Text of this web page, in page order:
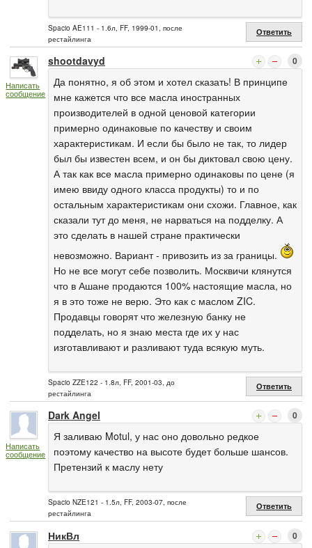
Spacio AE111 - 1.6л, FF, 1999-01, после
рестайлинга
Ответить
Написать
сообщение
shootdavyd 0
Да понятно, я об этом и хотел сказать! В принципе
мне кажется что все масла иностранных
производителей в одной ценовой категории
примерно одинаковые по качеству и своим
характеристикам. И если бы было не так, то лидер
был бы известен всем, и он бы диктовал свою цену.
А так как все масла примерно одинаковы по цене (я
имею ввиду одного класса продукты) то и по
остальным характеристикам они схожи. Главное, как
сказали тут до меня, не нарваться на подделку. А
это сделать в нашей стране практически
невозможно. Вариант - привозить из за границы.
Но не все могут себе позволить. Москвичи клянутся
что в Ашане продаются 100% настоящие масла, но
я в это тоже не верю. Это как с маслом ZIC.
Продавцы говорят что железную банку не
подделать, но я знаю места где их у нас
изготавливают и разливают туда всякую муть.
Spacio ZZE122 - 1.8л, FF, 2001-03, до
рестайлинга
Ответить
Написать
сообщение
Dark Angel 0
Я заливаю Motul, у нас оно довольно редкое
поэтому качество на высоте будет больше шансов.
Претензий к маслу нету
Spacio NZE121 - 1.5л, FF, 2003-07, после
рестайлинга
Ответить
НикВл 0